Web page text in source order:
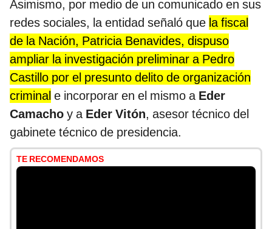
Asimismo, por medio de un comunicado en sus
redes sociales, la entidad señaló que la fiscal
de la Nación, Patricia Benavides, dispuso
ampliar la investigación preliminar a Pedro
Castillo por el presunto delito de organización
criminal e incorporar en el mismo aEder
Camacho y a Eder Vitón, asesor técnico del
gabinete técnico de presidencia.
TE RECOMENDAMOS